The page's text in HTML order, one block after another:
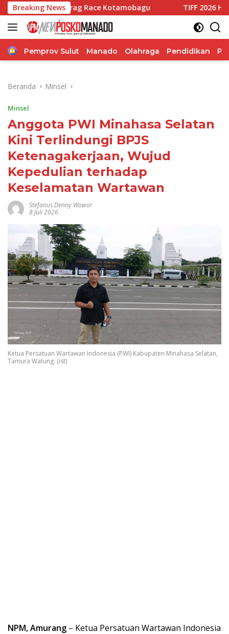
Langsung
ke
konten
Breaking News
Race Kotamobagu TIFF 2026 Hadirkan Pesan
Home
Pemprov Sulut Manado Olahraga Pendidikan
Beranda Minsel
Minsel
Anggota PWI Minahasa Selatan
Kini Terlindungi BPJS
Ketenagakerjaan, Wujud
Kepedulian terhadap
Keselamatan Wartawan
Stefanus Denny Wowor
8 Juli 2026
Ketua Persatuan Wartawan Indonesia (PWI) Kabupaten Minahasa Selatan,
Tamura Watung. (ist)
NPM, Amurang – Ketua Persatuan Wartawan Indonesia